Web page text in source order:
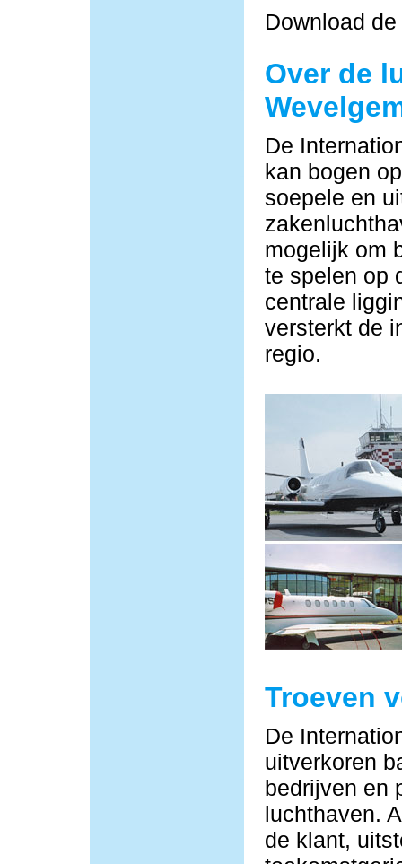
Download de
Over de
De
kan bogen
soepele en
mogelijk om
te spelen op
centrale
versterkt de
regio.
Troeven
De
uitverkoren
bedrijven en
luchthaven.
de klant,